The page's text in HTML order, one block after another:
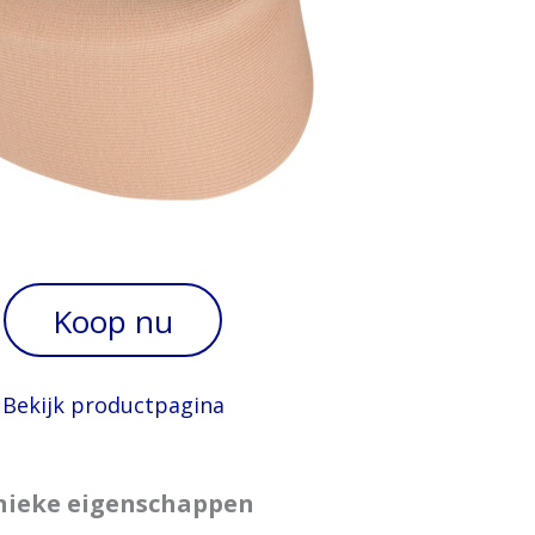
Koop nu
Bekijk productpagina
eigenschappen